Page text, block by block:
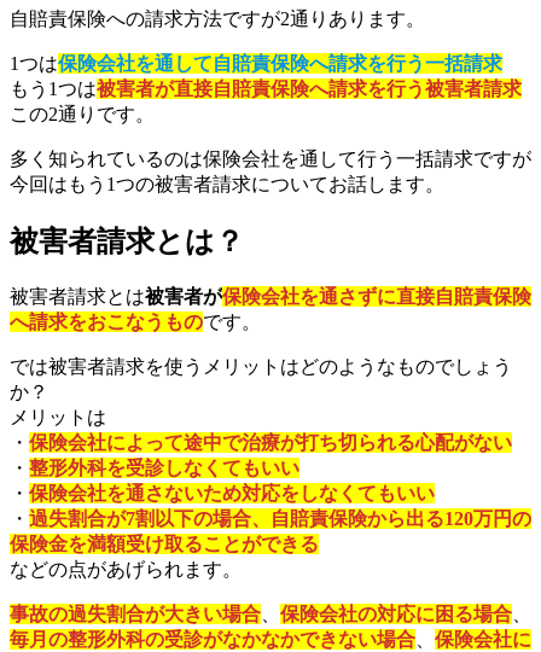
自賠責保険への請求方法ですが2通りあります。
1つは保険会社を通して自賠責保険へ請求を行う一括請求
もう1つは被害者が直接自賠責保険へ請求を行う被害者請求
この2通りです。
多く知られているのは保険会社を通して行う一括請求ですが
今回はもう1つの被害者請求についてお話します。
被害者請求とは？
被害者請求とは被害者が保険会社を通さずに直接自賠責保険
へ請求をおこなうものです。
では被害者請求を使うメリットはどのようなものでしょう
か？
メリットは
・ 保険会社によって途中で治療が打ち切られる心配がない
・ 整形外科を受診しなくてもいい
・ 保険会社を通さないため対応をしなくてもいい
・ 過失割合が7割以下の場合、自賠責保険から出る120万円の
保険金を満額受け取ることができる
などの点があげられます。
事故の過失割合が大きい場合 保険会社の対応に困る場合
毎月の整形外科の受診がなかなかできない場合
保険会社に